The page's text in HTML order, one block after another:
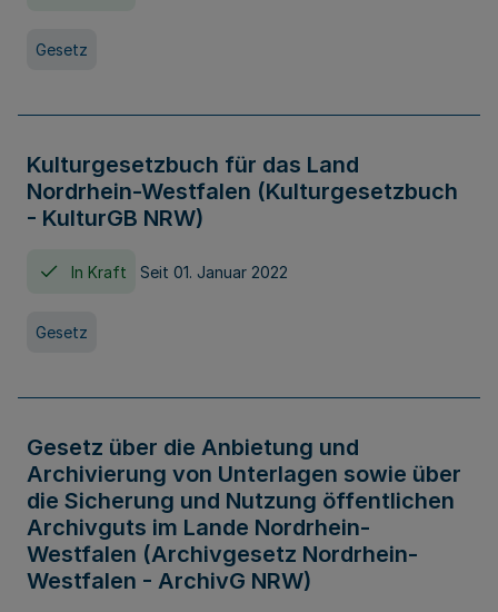
Gesetz
Kulturgesetzbuch für das Land
Nordrhein-Westfalen (Kulturgesetzbuch
- KulturGB NRW)
In Kraft Seit 01. Januar 2022
Gesetz
Gesetz über die Anbietung und
Archivierung von Unterlagen sowie über
die Sicherung und Nutzung öffentlichen
Archivguts im Lande Nordrhein-
Westfalen (Archivgesetz Nordrhein-
Westfalen - ArchivG NRW)